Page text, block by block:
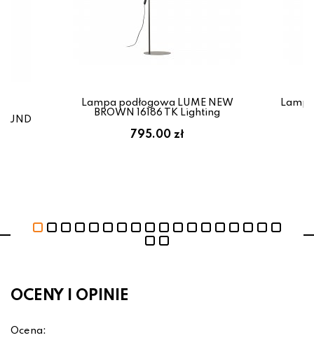
Lampa podłogowa LUME NEW
BROWN 16186 TK Lighting
795.00 zł
OCENY I OPINIE
Ocena: